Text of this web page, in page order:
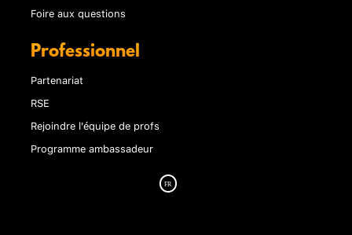
Foire aux questions
Professionnel
Partenariat
RSE
Rejoindre l'équipe de profs
Programme ambassadeur